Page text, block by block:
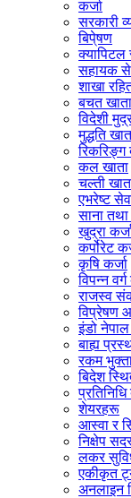
कर्जा
सरकारी
बिपे्षण
क्यापिटल
सहायक
शाखा
बचत खाता
विदेशी
मुद्धति
रिकरिङ्ग
कल खाता
चल्ती
एभरेष्ट
साना तथा
खुद्रा
कर्पोरेट
कृषि कर्जा
विपन्न वर्ग
राजस्व
विप्रेषण
इंडो
बाह्य
रकम
बिदेश
शेयरहरू
आस्वा र
निक्षेप
लकर
एकीकृत
अनलाइन